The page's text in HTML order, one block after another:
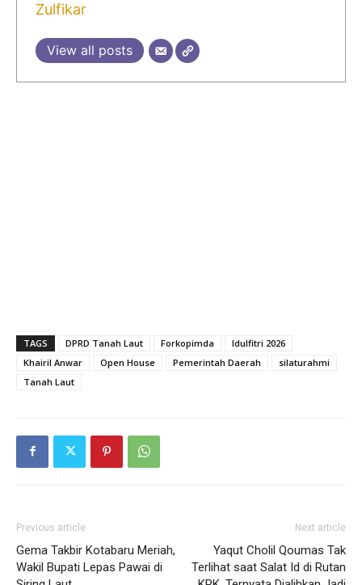
Zulfikar
View all posts
TAGS DPRD Tanah Laut Forkopimda
Idulfitri 2026
Khairil Anwar
Open House Pemerintah Daerah
silaturahmi
Tanah Laut
Previous article
Gema Takbir Kotabaru Meriah,
Wakil Bupati Lepas Pawai di
Next article
Yaqut Cholil Qoumas Tak
Terlihat saat Salat Id di Rutan